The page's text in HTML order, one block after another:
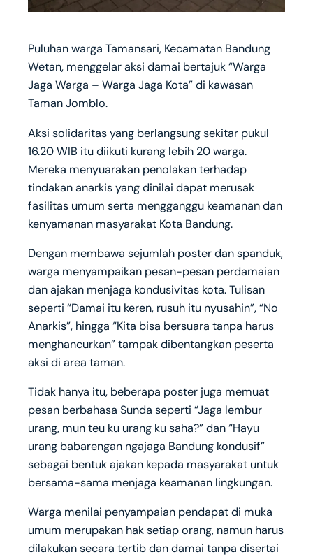
Puluhan warga Tamansari, Kecamatan Bandung
Wetan, menggelar aksi damai bertajuk “Warga
Jaga Warga – Warga Jaga Kota” di kawasan
Taman Jomblo.
Aksi solidaritas yang berlangsung sekitar pukul
16.20 WIB itu diikuti kurang lebih 20 warga.
Mereka menyuarakan penolakan terhadap
tindakan anarkis yang dinilai dapat merusak
fasilitas umum serta mengganggu keamanan dan
kenyamanan masyarakat Kota Bandung.
Dengan membawa sejumlah poster dan spanduk,
warga menyampaikan pesan-pesan perdamaian
dan ajakan menjaga kondusivitas kota. Tulisan
seperti “Damai itu keren, rusuh itu nyusahin”, “No
Anarkis”, hingga “Kita bisa bersuara tanpa harus
menghancurkan” tampak dibentangkan peserta
aksi di area taman.
Tidak hanya itu, beberapa poster juga memuat
pesan berbahasa Sunda seperti “Jaga lembur
urang, mun teu ku urang ku saha?” dan “Hayu
urang babarengan ngajaga Bandung kondusif”
sebagai bentuk ajakan kepada masyarakat untuk
bersama-sama menjaga keamanan lingkungan.
Warga menilai penyampaian pendapat di muka
umum merupakan hak setiap orang, namun harus
dilakukan secara tertib dan damai tanpa disertai